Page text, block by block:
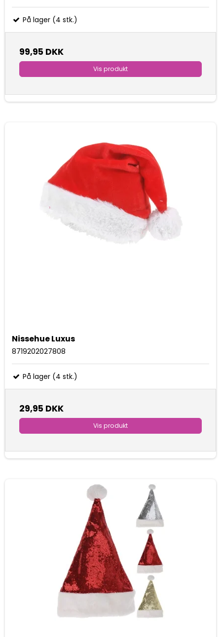
På lager (4 stk.)
99,95 DKK
Vis produkt
Nissehue Luxus
8719202027808
På lager (4 stk.)
29,95 DKK
Vis produkt